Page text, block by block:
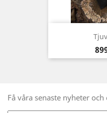
Få våra senaste nyheter